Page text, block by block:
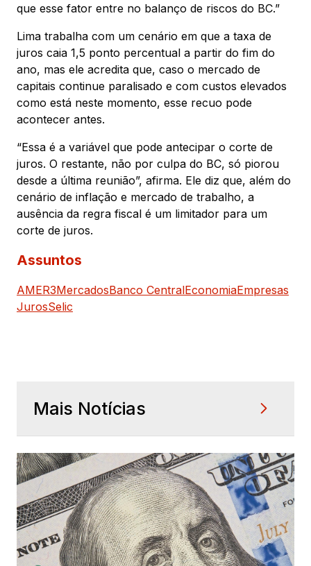
que esse fator entre no balanço de riscos do BC.”
Lima trabalha com um cenário em que a taxa de
juros caia 1,5 ponto percentual a partir do fim do
ano, mas ele acredita que, caso o mercado de
capitais continue paralisado e com custos elevados
como está neste momento, esse recuo pode
acontecer antes.
“Essa é a variável que pode antecipar o corte de
juros. O restante, não por culpa do BC, só piorou
desde a última reunião”, afirma. Ele diz que, além do
cenário de inflação e mercado de trabalho, a
ausência da regra fiscal é um limitador para um
corte de juros.
Assuntos
AMER3MercadosBanco CentralEconomiaEmpresas
JurosSelic
Mais Notícias